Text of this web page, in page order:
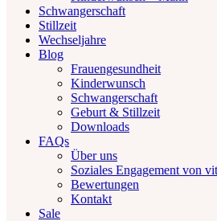
Schwangerschaft
Stillzeit
Wechseljahre
Blog
Frauengesundheit
Kinderwunsch
Schwangerschaft
Geburt & Stillzeit
Downloads
FAQs
Über uns
Soziales Engagement von
Bewertungen
Kontakt
Sale